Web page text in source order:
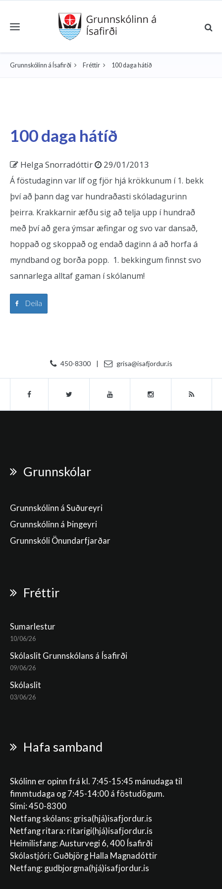
Toggle navigation
Grunnskólinn á Ísafirði Fréttir 100 daga hátíð
100 daga hátíð
Helga Snorradóttir 29/01/2013
Á föstudaginn var líf og fjör hjá krökkunum í 1. bekk
því að þann dag var hundraðasti skóladagurinn
þeirra. Krakkarnir æfðu sig að telja upp í hundrað
með því að gera ýmsar æfingar og svo var dansað,
hoppað og skoppað og endað daginn á að horfa á
myndband og borða popp. 1. bekkingum finnst svo
sannarlega alltaf gaman í skólanum!
Deila
450-8300 | grisa@isafjordur.is
Grunnskólar
Grunnskólinn á Suðureyri
Grunnskólinn á Þingeyri
Grunnskóli Önundarfjarðar
Fréttir
Sumarlestur
10/06/26
Skólaslit Grunnskólans á Ísafirði
09/06/26
Skólaslit
03/06/26
Hafa samband
Skólinn er opinn frá kl. 7:45-15:45 mánudaga til
fimmtudaga og 7:45-14:00 á föstudögum.
Sími: 450-8300
Netfang skólans: grisa(hjá)isafjordur.is
Netfang ritara: ritarigi(hjá)isafjordur.is
Heimilisfang: Austurvegi 6, 400 Ísafirði
Skólastjóri: Guðbjörg Halla Magnadóttir
Netfang: gudbjorgma(hjá)isafjordur.is